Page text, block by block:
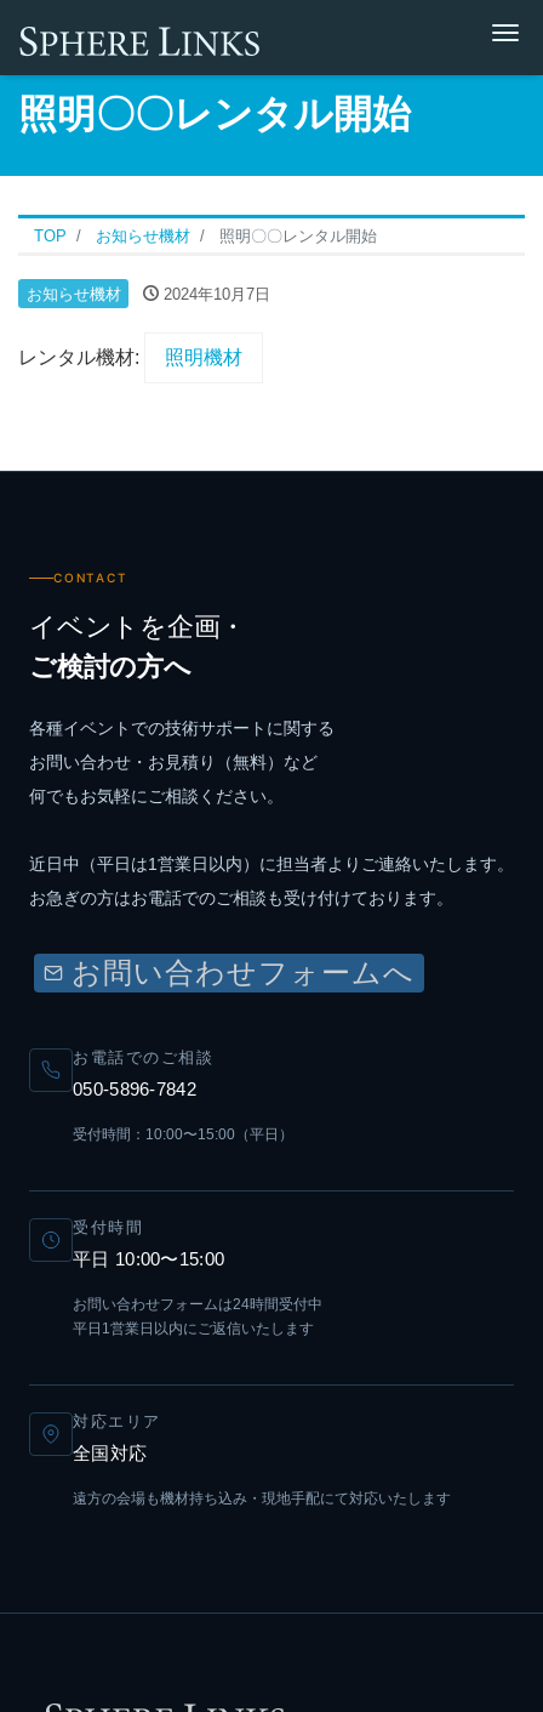
照明〇〇レンタル開始
TOP お知らせ機材 照明〇〇レンタル開始
お知らせ機材 2024年10月7日
レンタル機材: 照明機材
CONTACT
イベントを企画・
ご検討の方へ
各種イベントでの技術サポートに関する
お問い合わせ・お見積り（無料）など
何でもお気軽にご相談ください。
近日中（平日は1営業日以内）に担当者よりご連絡いたします。
お急ぎの方はお電話でのご相談も受け付けております。
お問い合わせフォームへ
お電話でのご相談
050-5896-7842
受付時間：10:00〜15:00（平日）
受付時間
平日 10:00〜15:00
お問い合わせフォームは24時間受付中
平日1営業日以内にご返信いたします
対応エリア
全国対応
遠方の会場も機材持ち込み・現地手配にて対応いたします